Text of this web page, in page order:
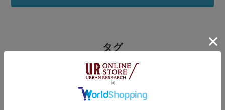
タグ
#ITEMS URBANRESEARCH #シャツ着こなし術
#ピクニックコーデ #暑い